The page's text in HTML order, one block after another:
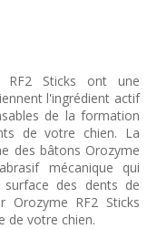
RF2 Sticks ont une
l'ingrédient actif
de la formation
de votre chien. La
des bâtons Orozyme
mécanique qui
des dents de
Orozyme RF2 Sticks
de votre chien.